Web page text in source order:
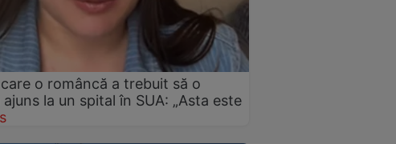
o româncă a trebuit să o
la un spital în SUA: „Asta este